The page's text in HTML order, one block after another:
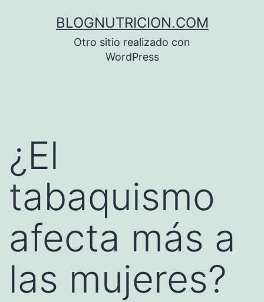
BLOGNUTRICION.COM
Otro sitio realizado con
WordPress
¿El
tabaquismo
afecta más a
las mujeres?